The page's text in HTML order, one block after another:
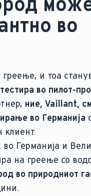
во
и тоа
тестира во пилот-
ние, Vaillant,
во Германија
во Германија и
на греење со
во природниот